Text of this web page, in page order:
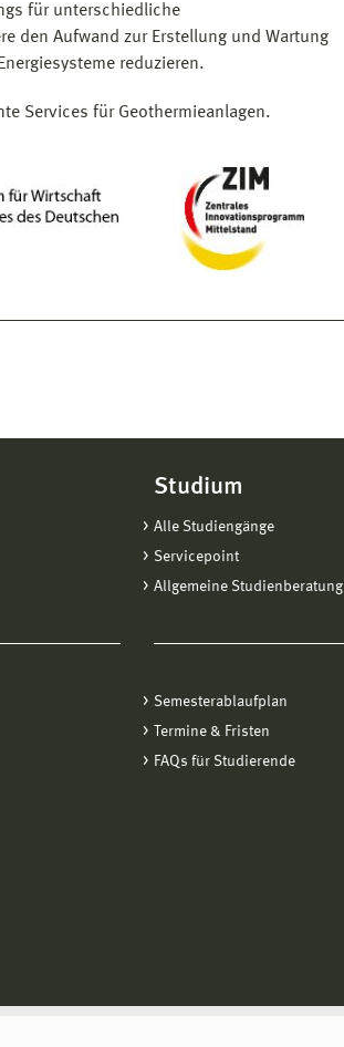
für unterschiedliche
den Aufwand zur Erstellung und Wartung
reduzieren.
Services für Geothermieanlagen.
Studium
Alle Studiengänge
Servicepoint
Allgemeine Studienberatung
Semesterablaufplan
Termine & Fristen
FAQs für Studierende